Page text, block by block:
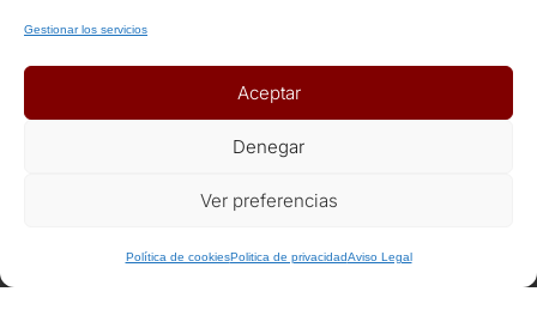
Gestionar los servicios
Aceptar
Denegar
Ver preferencias
Política de cookiesPolitica de privacidadAviso Legal
ENLACES DE INTERÉS
Recomendaciones de viaje del Ministerio de Exterior
¿Necesitas + info de este viaje?